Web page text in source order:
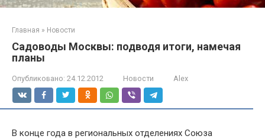
Главная » Новости
Садоводы Москвы: подводя итоги, намечая
планы
Опубликовано: 24.12.2012 Новости Alex
В конце года в региональных отделениях Союза